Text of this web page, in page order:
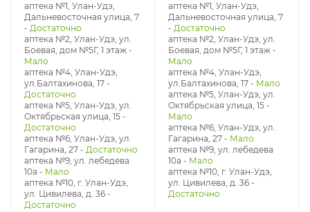
аптека №1, Улан-Удэ,
Дальневосточная улица, 7
- Достаточно
аптека №2, Улан-Удэ, ул.
Боевая, дом №5Г, 1 этаж -
Мало
аптека №4, Улан-Удэ,
ул.Балтахинова, 17 -
Достаточно
аптека №5, Улан-Удэ, ул. ​
Октябрьская улица, 15 -
Достаточно
аптека №6, Улан-Удэ, ул.
Гагарина, 27 - Достаточно
аптека №9, ул. лебедева
10а - Мало
аптека №10, г. Улан-Удэ,
ул. Цивилева, д. 36 -
Достаточно
аптека №1, Улан-Удэ,
Дальневосточная улица, 7
- Достаточно
аптека №2, Улан-Удэ, ул.
Боевая, дом №5Г, 1 этаж -
Мало
аптека №4, Улан-Удэ,
ул.Балтахинова, 17 - Мало
аптека №5, Улан-Удэ, ул. ​
Октябрьская улица, 15 -
Мало
аптека №6, Улан-Удэ, ул.
Гагарина, 27 - Мало
аптека №9, ул. лебедева
10а - Мало
аптека №10, г. Улан-Удэ,
ул. Цивилева, д. 36 -
Достаточно